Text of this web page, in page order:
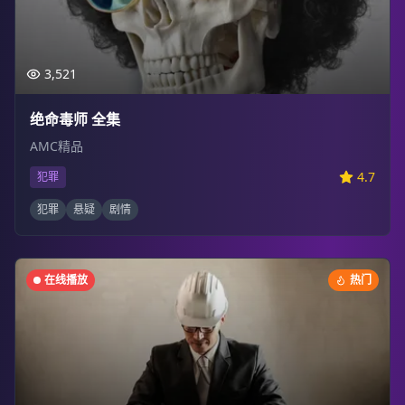
3,521
绝命毒师 全集
AMC精品
犯罪 4.7
犯罪 悬疑 剧情
在线播放 热门